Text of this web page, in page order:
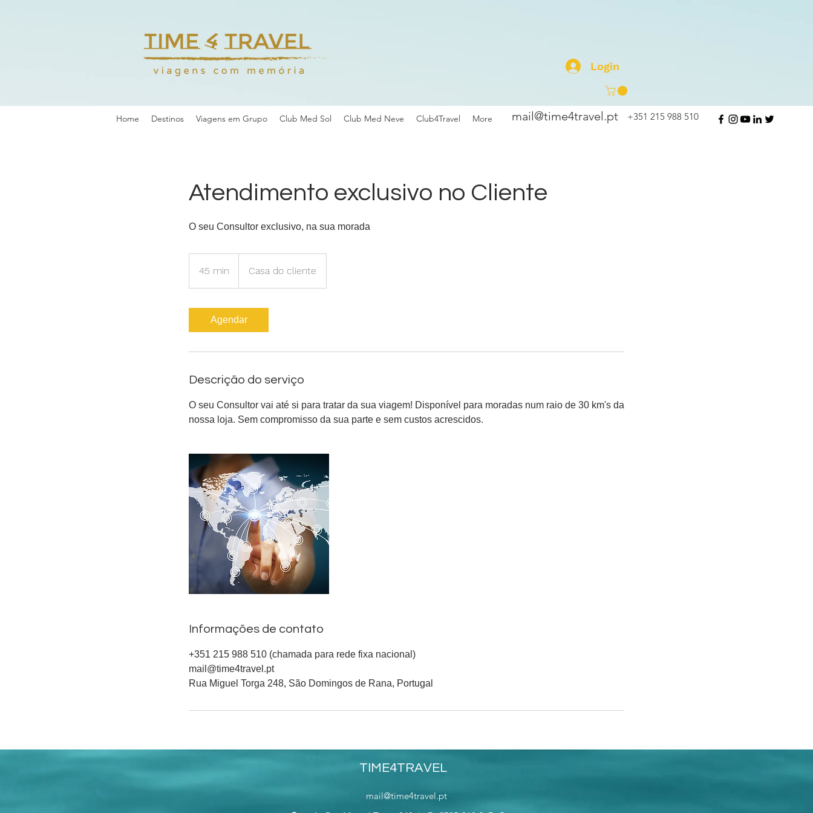
Login
Home Destinos Viagens em Grupo Club Med Sol Club Med Neve Club4Travel More mail@time4travel.pt +351 215 988 510
Atendimento exclusivo no Cliente
O seu Consultor exclusivo, na sua morada
45 min
5
Casa do cliente
Agendar
Descrição do serviço
O seu Consultor vai até si para tratar da sua viagem! Disponível para moradas num raio de 30 km's da
nossa loja. Sem compromisso da sua parte e sem custos acrescidos.
Informações de contato
+351 215 988 510 (chamada para rede fixa nacional)
mail@time4travel.pt
Rua Miguel Torga 248, São Domingos de Rana, Portugal
TIME4TRAVEL
mail@time4travel.pt